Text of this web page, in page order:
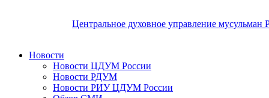
Центральное духовное управление мусульман
Новости
Новости ЦДУМ России
Новости РДУМ
Новости РИУ ЦДУМ России